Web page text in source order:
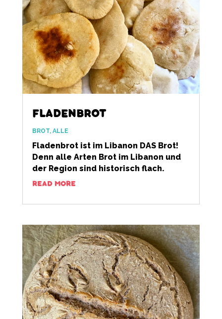
FLADENBROT
BROT, ALLE
Fladenbrot ist im Libanon DAS Brot!
Denn alle Arten Brot im Libanon und
der Region sind historisch flach.
READ MORE